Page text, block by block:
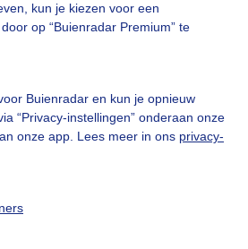
kun je kiezen voor een
op “Buienradar Premium” te
Buienradar en kun je opnieuw
“Privacy-instellingen” onderaan onze
onze app. Lees meer in ons privacy-